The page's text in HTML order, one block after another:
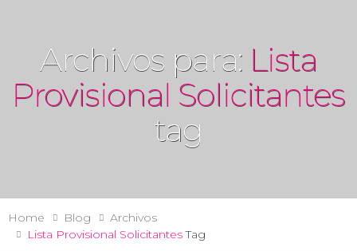
Archivos para: Lista
Provisional Solicitantes
tag
Home Blog
Archivos
Lista Provisional SolicitantesTag